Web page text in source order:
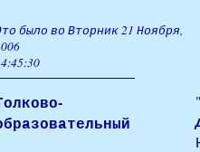
было во Вторник 21 Ноября,